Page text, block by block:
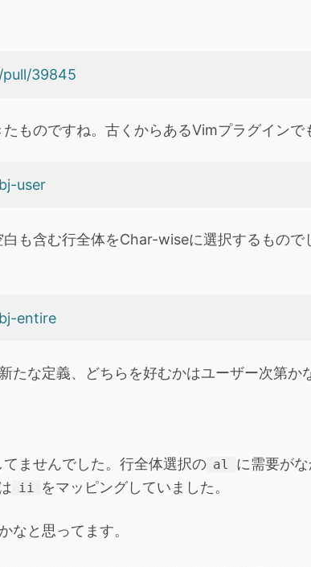
39845
ものですね。古くからあるVimプラグインで
user
白も含む行全体をChar-wiseに選択するもの
entire
な定義、どちらを好むかはユーザー次第か
てませんでした。行全体選択の al に需要がな
ii をマッピングしていました。
なと思ってます。